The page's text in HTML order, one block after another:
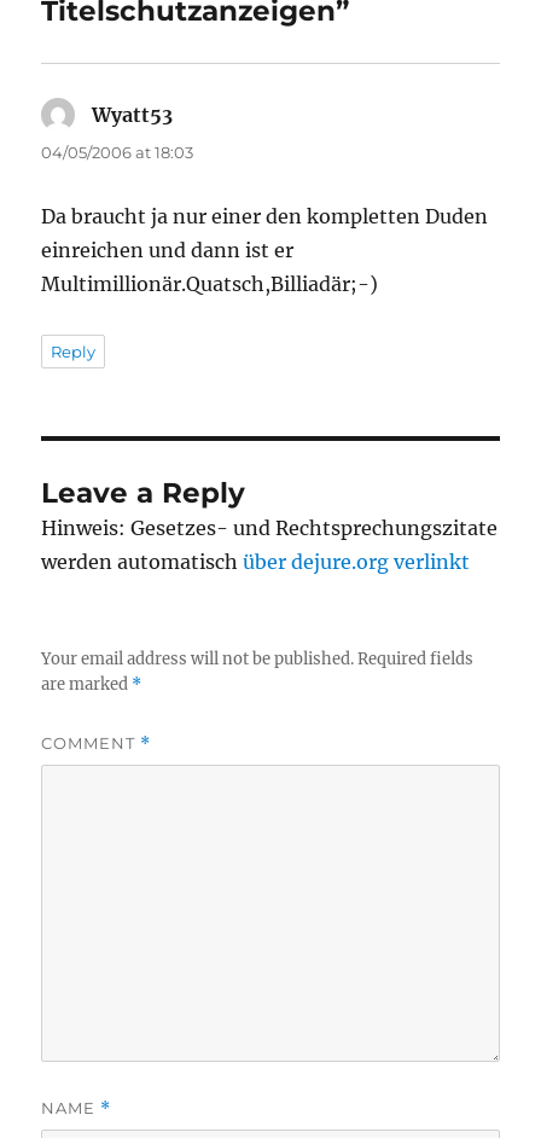
Titelschutzanzeigen”
Wyatt53
04/05/2006 at 18:03
Da braucht ja nur einer den kompletten Duden
einreichen und dann ist er
Multimillionär.Quatsch,Billiadär;-)
Reply
Leave a Reply
Hinweis: Gesetzes- und Rechtsprechungszitate
werden automatischüber dejure.org verlinkt
Your email address will not be published. Required fields
are marked *
COMMENT *
NAME *